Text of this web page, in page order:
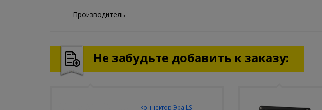
Производитель
Не забудьте добавить к заказу:
Коннектор Эра LS-